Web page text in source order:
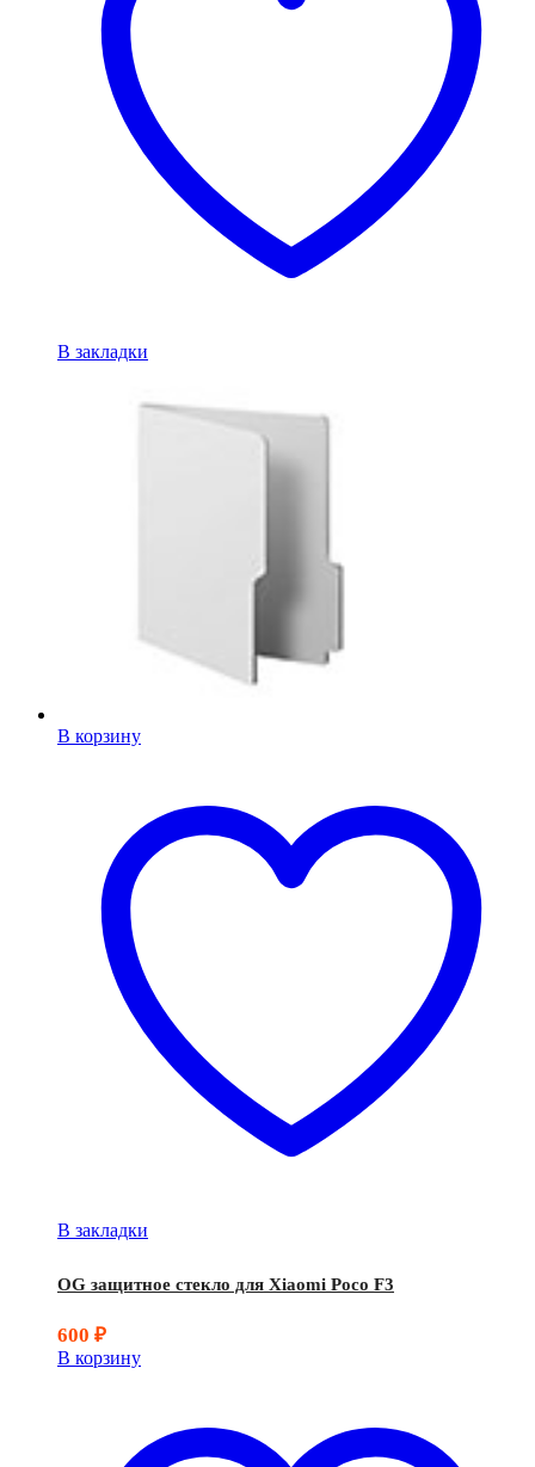
В закладки
В корзину
В закладки
OG защитное стекло для Xiaomi Poco F3
600 ₽
В корзину